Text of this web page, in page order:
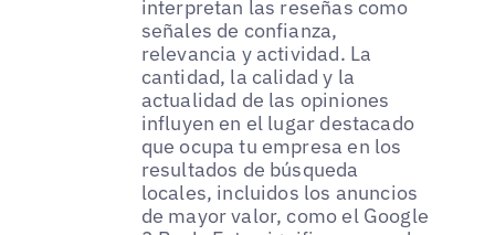
interpretan las reseñas como
señales de confianza,
relevancia y actividad. La
cantidad, la calidad y la
actualidad de las opiniones
influyen en el lugar destacado
que ocupa tu empresa en los
resultados de búsqueda
locales, incluidos los anuncios
de mayor valor, como el Google